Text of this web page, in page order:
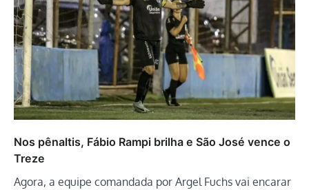
Nos pênaltis, Fábio Rampi brilha e São José vence o
Treze
Agora, a equipe comandada por Argel Fuchs vai encarar